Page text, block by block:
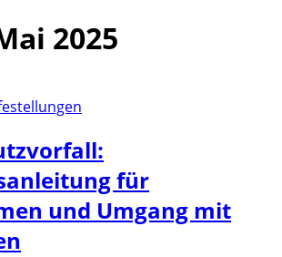
2025
für
und Umgang mit